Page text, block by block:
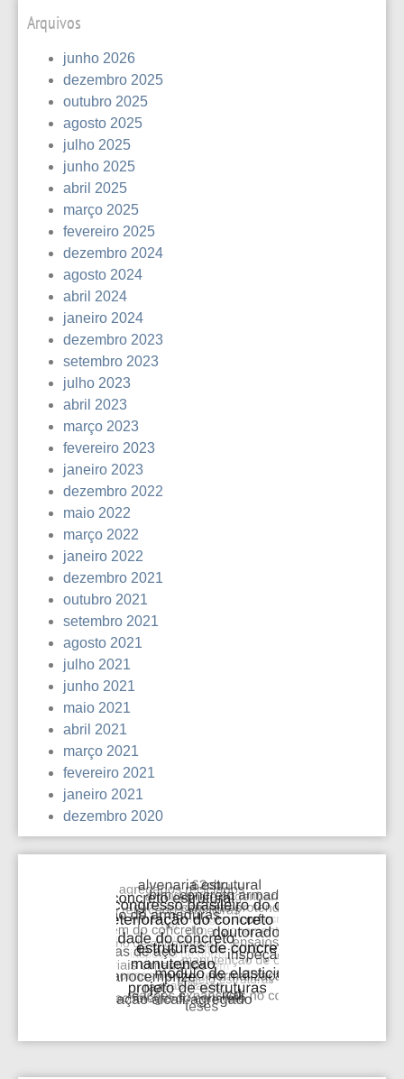
Arquivos
junho 2026
dezembro 2025
outubro 2025
agosto 2025
julho 2025
junho 2025
abril 2025
março 2025
fevereiro 2025
dezembro 2024
agosto 2024
abril 2024
janeiro 2024
dezembro 2023
setembro 2023
julho 2023
abril 2023
março 2023
fevereiro 2023
janeiro 2023
dezembro 2022
maio 2022
março 2022
janeiro 2022
dezembro 2021
outubro 2021
setembro 2021
agosto 2021
julho 2021
junho 2021
maio 2021
abril 2021
março 2021
fevereiro 2021
janeiro 2021
dezembro 2020